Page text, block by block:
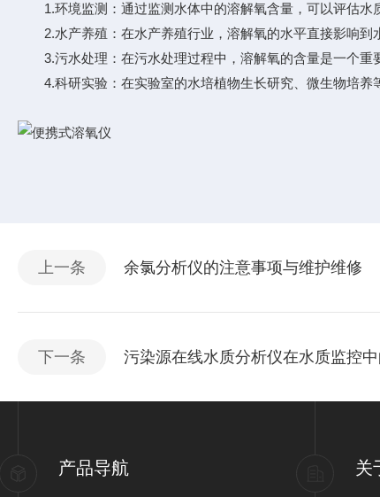
1.环境监测：通过监测水体中的溶解氧含量，可以评估水
2.水产养殖：在水产养殖行业，溶解氧的水平直接影响到
3.污水处理：在污水处理过程中，溶解氧的含量是一个重
4.科研实验：在实验室的水培植物生长研究、微生物培养
上一条 余氯分析仪的注意事项与维护维修
下一条 污染源在线水质分析仪在水质监控中
产品导航 关